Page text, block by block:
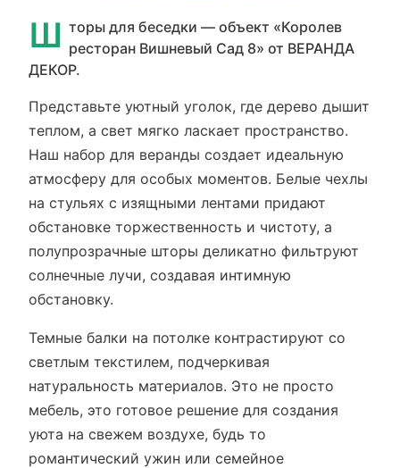
Ш торы для беседки — объект «Королев
ресторан Вишневый Сад 8» от ВЕРАНДА
ДЕКОР.
Представьте уютный уголок, где дерево дышит
теплом, а свет мягко ласкает пространство.
Наш набор для веранды создает идеальную
атмосферу для особых моментов. Белые чехлы
на стульях с изящными лентами придают
обстановке торжественность и чистоту, а
полупрозрачные шторы деликатно фильтруют
солнечные лучи, создавая интимную
обстановку.
Темные балки на потолке контрастируют со
светлым текстилем, подчеркивая
натуральность материалов. Это не просто
мебель, это готовое решение для создания
уюта на свежем воздухе, будь то
романтический ужин или семейное